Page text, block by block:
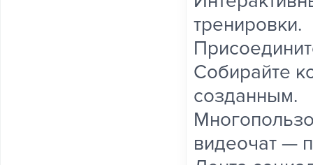
тренировки.
Собирайте
созданным.
видеочат —